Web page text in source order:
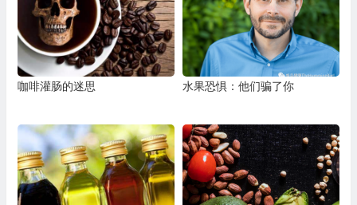
咖啡灌肠的迷思 水果恐惧：他们骗了你